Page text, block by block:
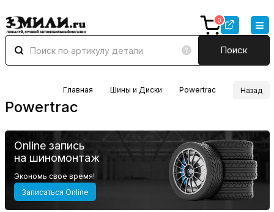
Поиск
0
Powertrac
Главная Шины и Диски Powertrac Назад
Online запись
на шиномонтаж
Экономь свое время!
Записаться Online